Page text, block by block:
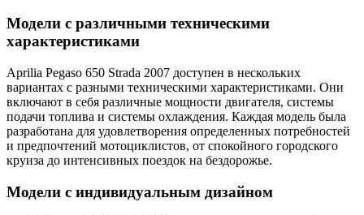
Модели с различными техническими
характеристиками
Aprilia Pegaso 650 Strada 2007 доступен в нескольких
вариантах с разными техническими характеристиками. Они
включают в себя различные мощности двигателя, системы
подачи топлива и системы охлаждения. Каждая модель была
разработана для удовлетворения определенных потребностей
и предпочтений мотоциклистов, от спокойного городского
круиза до интенсивных поездок на бездорожье.
Модели с индивидуальным дизайном